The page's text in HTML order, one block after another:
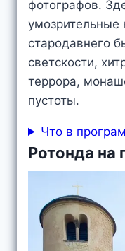
фотографов.
умозрительные
стародавнего
светскости,
террора,
пустоты.
Что в
Ротонда на